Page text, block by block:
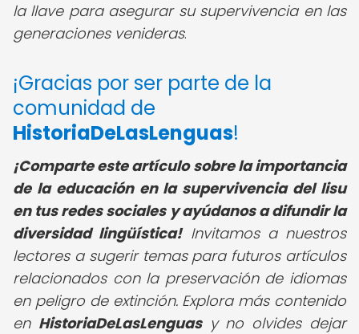
la llave para asegurar su supervivencia en las
generaciones venideras.
¡Gracias por ser parte de la
comunidad de
HistoriaDeLasLenguas!
¡Comparte este artículo sobre la importancia
de la educación en la supervivencia del lisu
en tus redes sociales y ayúdanos a difundir la
diversidad lingüística!Invitamos a nuestros
lectores a sugerir temas para futuros artículos
relacionados con la preservación de idiomas
en peligro de extinción. Explora más contenido
en HistoriaDeLasLenguasy no olvides dejar